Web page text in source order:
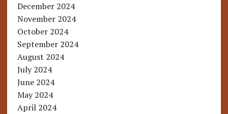
December 2024
November 2024
October 2024
September 2024
August 2024
July 2024
June 2024
May 2024
April 2024